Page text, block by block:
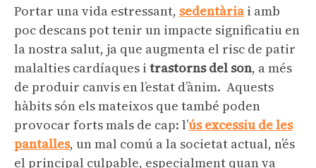
Portar una vida estressant, sedentària i amb
poc descans pot tenir un impacte significatiu en
la nostra salut, ja que augmenta el risc de patir
malalties cardíaques i trastorns del son, a més
de produir canvis en l’estat d’ànim. Aquests
hàbits són els mateixos que també poden
provocar forts mals de cap: l’ús excessiu de les
pantalles, un mal comú a la societat actual, n’és
el principal culpable, especialment quan va